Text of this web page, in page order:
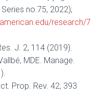
no.75, 2022);
research/7
J. 2, 114 (2019).
MDE. Manage.
Prop. Rev. 42, 393